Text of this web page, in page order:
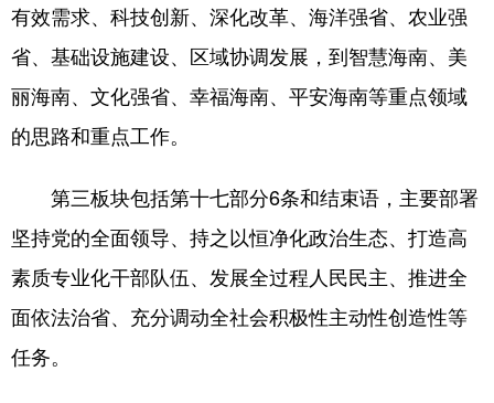
有效需求、科技创新、深化改革、海洋强省、农业强
省、基础设施建设、区域协调发展，到智慧海南、美
丽海南、文化强省、幸福海南、平安海南等重点领域
的思路和重点工作。
第三板块包括第十七部分6条和结束语，主要部署
坚持党的全面领导、持之以恒净化政治生态、打造高
素质专业化干部队伍、发展全过程人民民主、推进全
面依法治省、充分调动全社会积极性主动性创造性等
任务。